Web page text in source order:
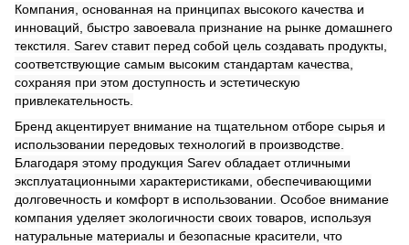
Компания, основанная на принципах высокого качества и
инноваций, быстро завоевала признание на рынке домашнего
текстиля. Sarev ставит перед собой цель создавать продукты,
соответствующие самым высоким стандартам качества,
сохраняя при этом доступность и эстетическую
привлекательность.
Бренд акцентирует внимание на тщательном отборе сырья и
использовании передовых технологий в производстве.
Благодаря этому продукция Sarev обладает отличными
эксплуатационными характеристиками, обеспечивающими
долговечность и комфорт в использовании. Особое внимание
компания уделяет экологичности своих товаров, используя
натуральные материалы и безопасные красители, что